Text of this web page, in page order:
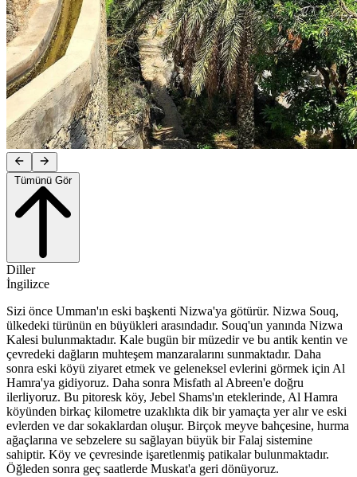
Tümünü Gör
Diller
İngilizce
Sizi önce Umman'ın eski başkenti Nizwa'ya götürür. Nizwa Souq,
ülkedeki türünün en büyükleri arasındadır. Souq'un yanında Nizwa
Kalesi bulunmaktadır. Kale bugün bir müzedir ve bu antik kentin ve
çevredeki dağların muhteşem manzaralarını sunmaktadır. Daha
sonra eski köyü ziyaret etmek ve geleneksel evlerini görmek için Al
Hamra'ya gidiyoruz. Daha sonra Misfath al Abreen'e doğru
ilerliyoruz. Bu pitoresk köy, Jebel Shams'ın eteklerinde, Al Hamra
köyünden birkaç kilometre uzaklıkta dik bir yamaçta yer alır ve eski
evlerden ve dar sokaklardan oluşur. Birçok meyve bahçesine, hurma
ağaçlarına ve sebzelere su sağlayan büyük bir Falaj sistemine
sahiptir. Köy ve çevresinde işaretlenmiş patikalar bulunmaktadır.
Öğleden sonra geç saatlerde Muskat'a geri dönüyoruz.